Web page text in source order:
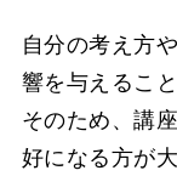
自分の考え方
響を与えるこ
そのため、講
好になる方が